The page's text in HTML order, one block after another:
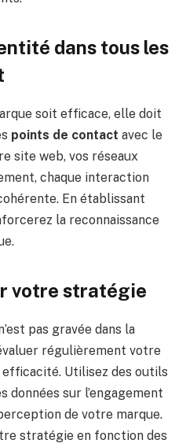
dans tous les
soit efficace, elle doit
points de contact avec le
site web, vos réseaux
chaque interaction
En établissant
la reconnaissance
votre stratégie
pas gravée dans la
régulièrement votre
Utilisez des outils
données sur l’engagement
de votre marque.
stratégie en fonction des